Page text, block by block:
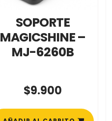
SOPORTE
MAGICSHINE –
MJ-6260B
$9.900